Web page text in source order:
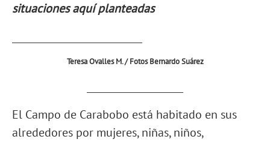
situaciones aquí planteadas
Teresa Ovalles M. / Fotos Bernardo Suárez
El Campo de Carabobo está habitado en sus
alrededores por mujeres, niñas, niños,